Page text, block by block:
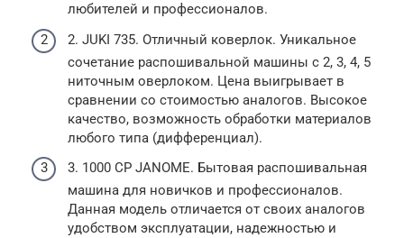
любителей и профессионалов.
2. JUKI 735. Отличный коверлок. Уникальное
сочетание распошивальной машины с 2, 3, 4, 5
ниточным оверлоком. Цена выигрывает в
сравнении со стоимостью аналогов. Высокое
качество, возможность обработки материалов
любого типа (дифференциал).
3. 1000 CP JANOME. Бытовая распошивальная
машина для новичков и профессионалов.
Данная модель отличается от своих аналогов
удобством эксплуатации, надежностью и